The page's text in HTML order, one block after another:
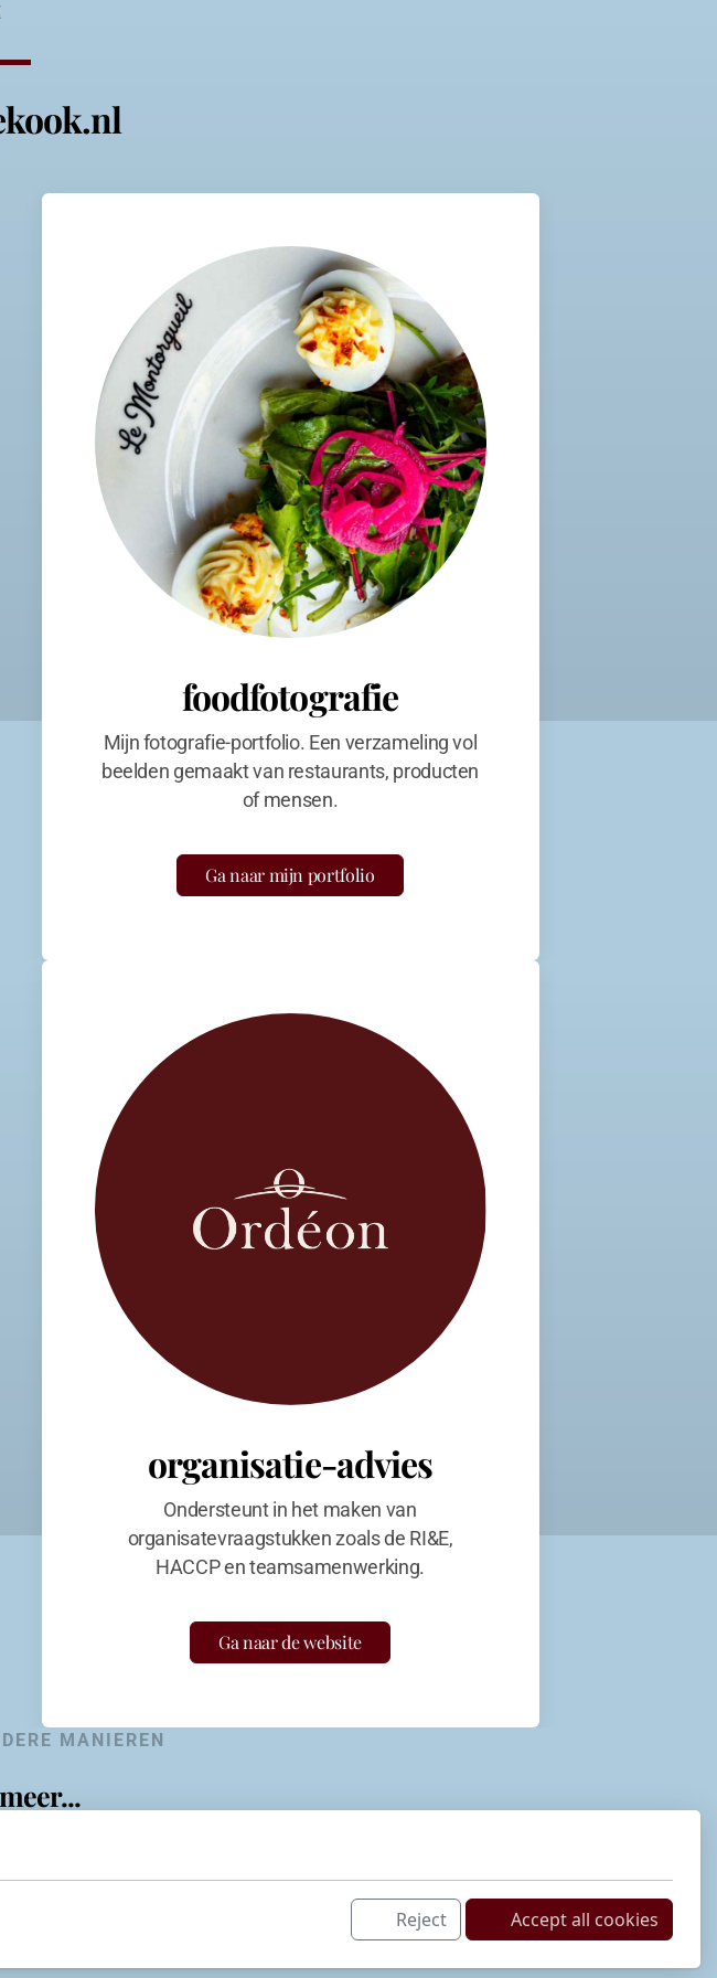
foodfotografie
Mijn fotografie-portfolio. Een verzameling vol
beelden gemaakt van restaurants, producten
of mensen.
Ga naar mijn portfolio
organisatie-advies
Ondersteunt in het maken van
organisatevraagstukken zoals de RI&E,
HACCP en teamsamenwerking.
Ga naar de website
MANIEREN
Reject Accept all cookies